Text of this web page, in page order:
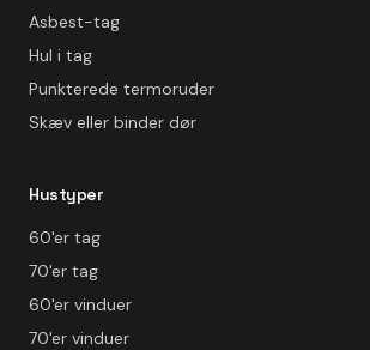
Asbest-tag
Hul i tag
Punkterede termoruder
Skæv eller binder dør
Hustyper
60'er tag
70'er tag
60'er vinduer
70'er vinduer